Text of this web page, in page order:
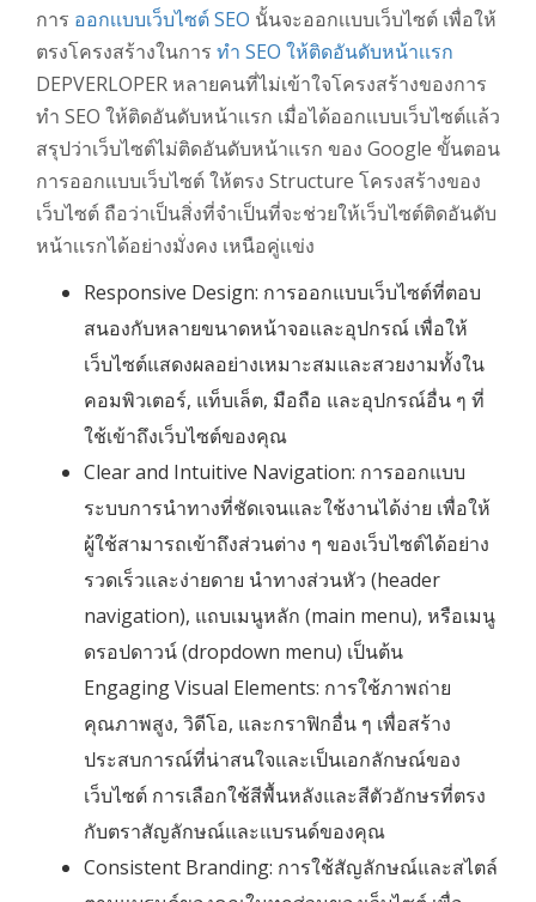
การ ออกเเบบเว็บไซต์ SEO นั้นจะออกเเบบเว็บไซต์ เพื่อให้
ตรงโครงสร้างในการ ทำ SEO ให้ติดอันดับหน้าเเรก
DEPVERLOPER หลายคนที่ไม่เข้าใจโครงสร้างของการ
ทำ SEO ให้ติดอันดับหน้าเเรก เมื่อได้ออกเเบบเว็บไซต์เเล้ว
สรุปว่าเว็บไซต์ไม่ติดอันดับหน้าเเรก ของ Google ขั้นตอน
การออกเเบบเว็บไซต์ ให้ตรง Structure โครงสร้างของ
เว็บไซต์ ถือว่าเป็นสิ่งที่จำเป็นที่จะช่วยให้เว็บไซต์ติดอันดับ
หน้าเเรกได้อย่างมั่งคง เหนือคู่เเข่ง
Responsive Design: การออกแบบเว็บไซต์ที่ตอบ
สนองกับหลายขนาดหน้าจอและอุปกรณ์ เพื่อให้
เว็บไซต์แสดงผลอย่างเหมาะสมและสวยงามทั้งใน
คอมพิวเตอร์, แท็บเล็ต, มือถือ และอุปกรณ์อื่น ๆ ที่
ใช้เข้าถึงเว็บไซต์ของคุณ
Clear and Intuitive Navigation: การออกแบบ
ระบบการนำทางที่ชัดเจนและใช้งานได้ง่าย เพื่อให้
ผู้ใช้สามารถเข้าถึงส่วนต่าง ๆ ของเว็บไซต์ได้อย่าง
รวดเร็วและง่ายดาย นำทางส่วนหัว (header
navigation), แถบเมนูหลัก (main menu), หรือเมนู
ดรอปดาวน์ (dropdown menu) เป็นต้น
Engaging Visual Elements: การใช้ภาพถ่าย
คุณภาพสูง, วิดีโอ, และกราฟิกอื่น ๆ เพื่อสร้าง
ประสบการณ์ที่น่าสนใจและเป็นเอกลักษณ์ของ
เว็บไซต์ การเลือกใช้สีพื้นหลังและสีตัวอักษรที่ตรง
กับตราสัญลักษณ์และแบรนด์ของคุณ
Consistent Branding: การใช้สัญลักษณ์และสไตล์